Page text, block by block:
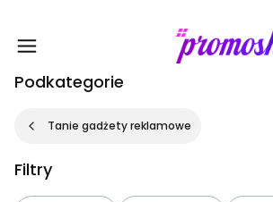
Podkategorie
Tanie gadżety reklamowe
Filtry